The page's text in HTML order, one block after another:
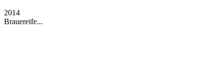
2014
Brauereife...